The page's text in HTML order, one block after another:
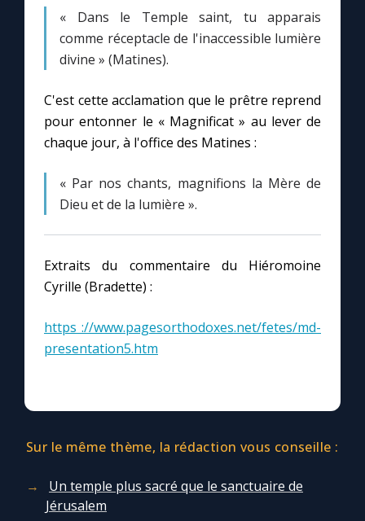
« Dans le Temple saint, tu apparais
comme réceptacle de l'inaccessible lumière
divine » (Matines).
C'est cette acclamation que le prêtre reprend
pour entonner le « Magnificat » au lever de
chaque jour, à l'office des Matines :
« Par nos chants, magnifions la Mère de
Dieu et de la lumière ».
Extraits du commentaire du Hiéromoine
Cyrille (Bradette) :
https ://www.pagesorthodoxes.net/fetes/md-
presentation5.htm
Sur le même thème, la rédaction vous conseille :
Un temple plus sacré que le sanctuaire de
Jérusalem